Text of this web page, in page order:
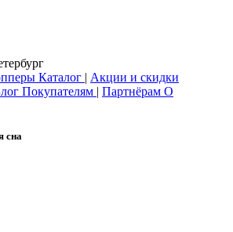
Каталог | Акции и скидки
Покупателям | Партнёрам О
сна